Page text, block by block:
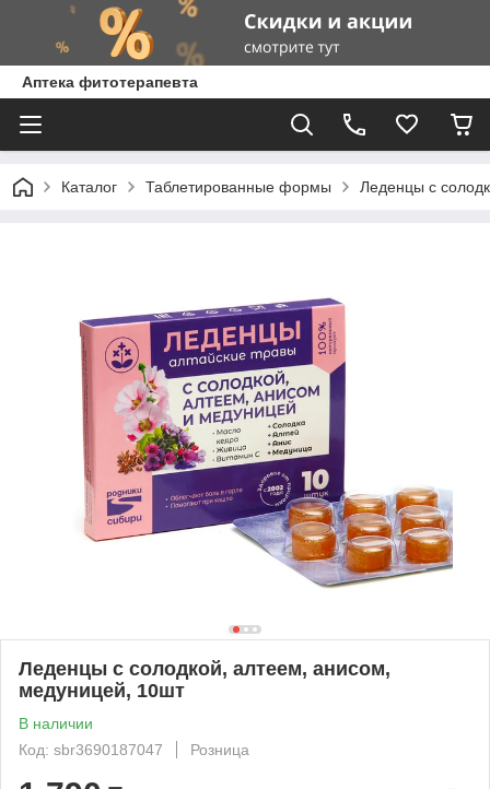
Аптека фитотерапевта
Каталог Таблетированные формы Леденцы с
Леденцы с солодкой, алтеем, анисом,
медуницей, 10шт
В наличии
Код: sbr3690187047
Розница